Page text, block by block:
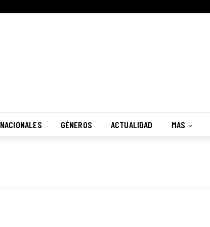
NACIONALES GÉNEROS ACTUALIDAD MAS